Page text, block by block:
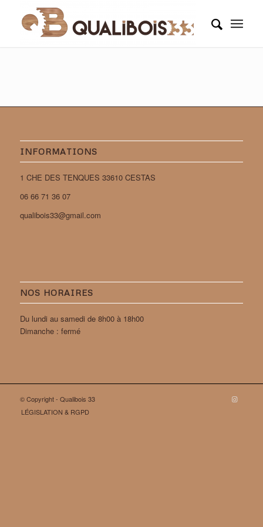
INFORMATIONS
1 CHE DES TENQUES 33610 CESTAS
06 66 71 36 07
qualibois33@gmail.com
NOS HORAIRES
Du lundi au samedi de 8h00 à 18h00
Dimanche : fermé
© Copyright - Qualibois 33
LÉGISLATION & RGPD